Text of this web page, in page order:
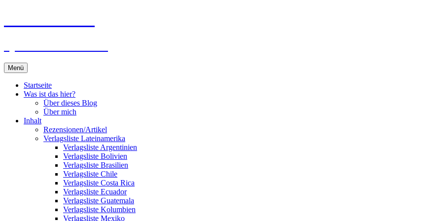
Menü
Startseite
Was ist das hier?
Über dieses Blog
Über mich
Inhalt
Rezensionen/Artikel
Verlagsliste Lateinamerika
Verlagsliste Argentinien
Verlagsliste Bolivien
Verlagsliste Brasilien
Verlagsliste Chile
Verlagsliste Costa Rica
Verlagsliste Ecuador
Verlagsliste Guatemala
Verlagsliste Kolumbien
Verlagsliste Mexiko